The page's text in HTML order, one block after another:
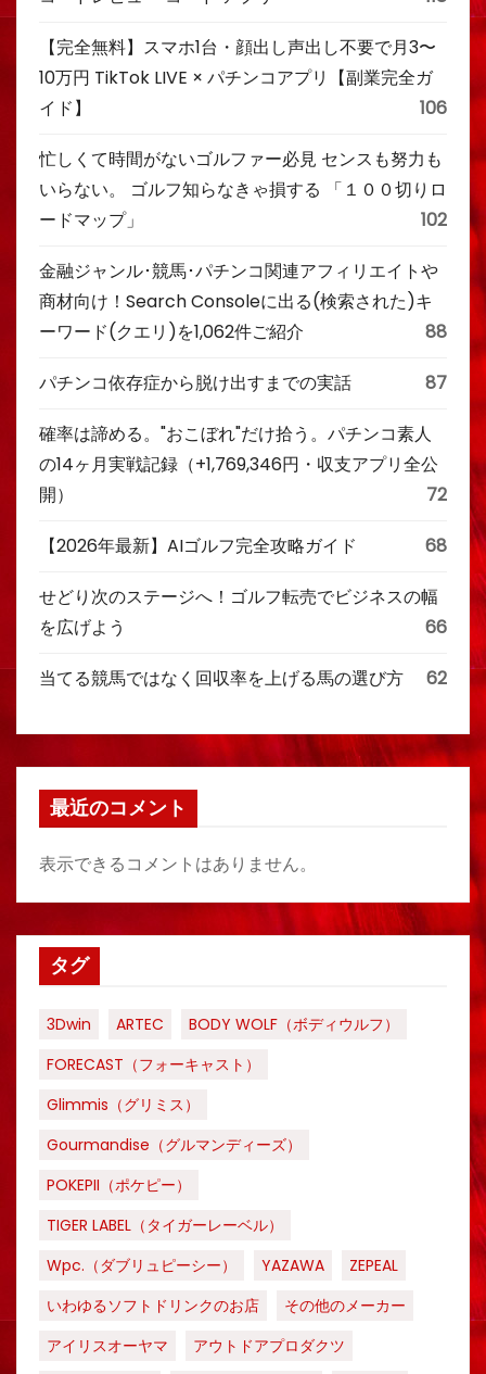
【完全無料】スマホ1台・顔出し声出し不要で月3〜
10万円 TikTok LIVE × パチンコアプリ【副業完全ガ
イド】
106
忙しくて時間がないゴルファー必見 センスも努力も
いらない。 ゴルフ知らなきゃ損する 「１００切りロ
ードマップ」
102
金融ジャンル･競馬･パチンコ関連アフィリエイトや
商材向け！Search Consoleに出る(検索された)キ
ーワード(クエリ)を1,062件ご紹介
88
パチンコ依存症から脱け出すまでの実話 87
確率は諦める。"おこぼれ"だけ拾う。パチンコ素人
の14ヶ月実戦記録（+1,769,346円・収支アプリ全公
開）
72
【2026年最新】AIゴルフ完全攻略ガイド 68
せどり次のステージへ！ゴルフ転売でビジネスの幅
を広げよう
66
当てる競馬ではなく回収率を上げる馬の選び方 62
最近のコメント
表示できるコメントはありません。
タグ
3Dwin ARTEC
BODY WOLF（ボディウルフ）
FORECAST（フォーキャスト）
Glimmis（グリミス）
Gourmandise（グルマンディーズ）
POKEPII（ポケピー）
TIGER LABEL（タイガーレーベル）
Wpc.（ダブリュピーシー）
YAZAWA
ZEPEAL
いわゆるソフトドリンクのお店
その他のメーカー
アイリスオーヤマ
アウトドアプロダクツ